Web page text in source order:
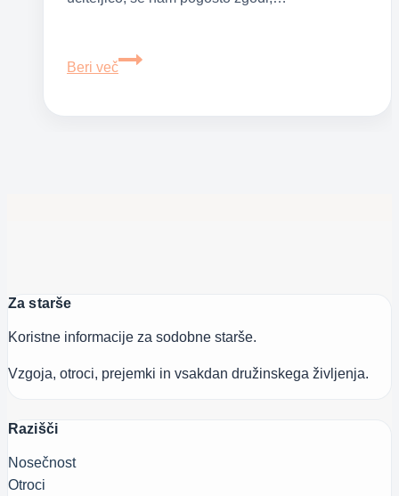
Beri več
Mlajši
Za starše
Koristne informacije za sodobne starše.
Vzgoja, otroci, prejemki in vsakdan družinskega življenja.
Razišči
Nosečnost
Otroci